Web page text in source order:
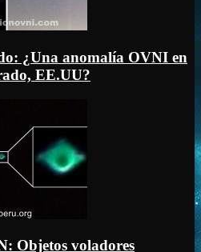
¿Una anomalía OVNI en
EE.UU?
Objetos voladores